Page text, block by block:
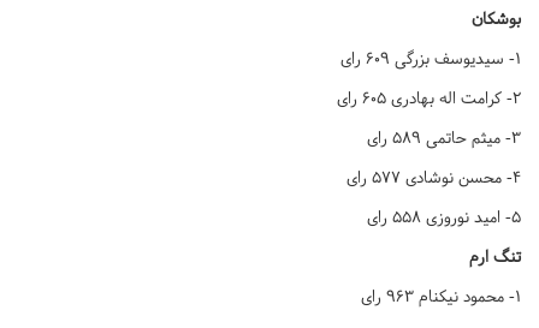
بوشکان
۱- سیدیوسف بزرگی ۶۰۹ رای
۲- کرامت اله بهادری ۶۰۵ رای
۳- میثم حاتمی ۵۸۹ رای
۴- محسن نوشادی ۵۷۷ رای
۵- امید نوروزی ۵۵۸ رای
تنگ ارم
۱- محمود نیکنام ۹۶۳ رای